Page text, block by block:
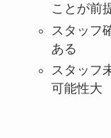
ことが前
スタッフ
ある
スタッフ
可能性大